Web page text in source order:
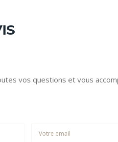
vos questions et vous